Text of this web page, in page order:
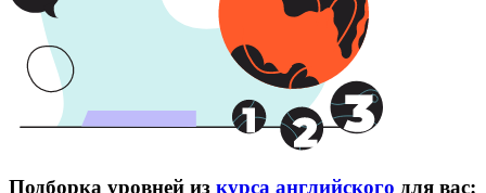
Подборка уровней из курса английского для вас: